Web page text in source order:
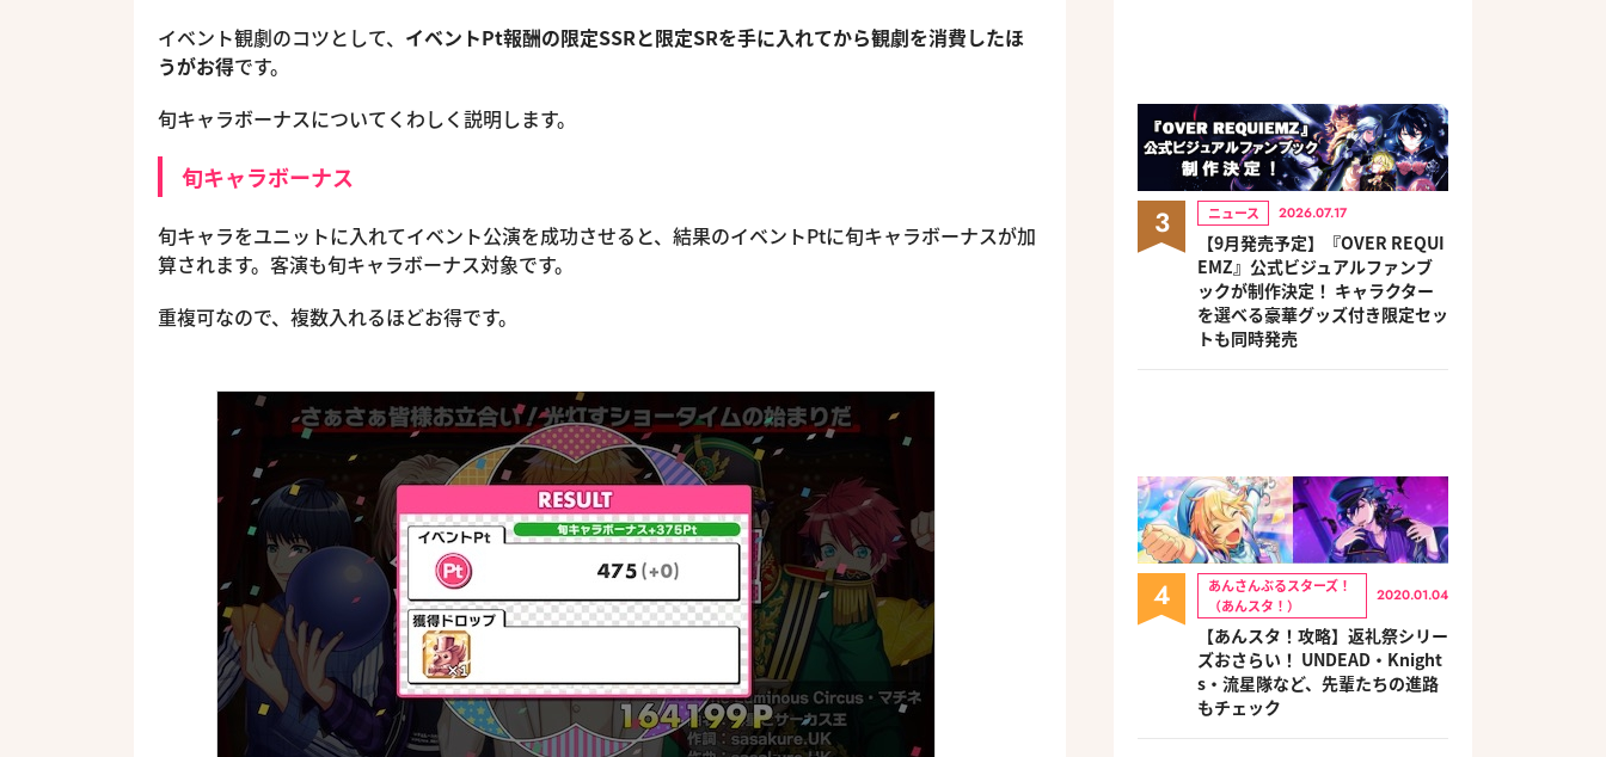
イベント観劇のコツとして、 イベントPt報酬の限定SSRと限定SRを手に入れてから観劇を消費したほ
うがお得です。
旬キャラボーナスについてくわしく説明します。
旬キャラボーナス
旬キャラをユニットに入れてイベント公演を成功させると、結果のイベントPtに旬キャラボーナスが加
算されます。客演も旬キャラボーナス対象です。
重複可なので、複数入れるほどお得です。
3 ニュース 2026.07.17
【9月発売予定】『OVER REQUI
EMZ』公式ビジュアルファンブ
ックが制作決定！ キャラクター
を選べる豪華グッズ付き限定セッ
トも同時発売
4
あんさんぶるスターズ！
（あんスタ！）
2020.01.04
【あんスタ！攻略】返礼祭シリー
ズおさらい！ UNDEAD・Knight
s・流星隊など、先輩たちの進路
もチェック